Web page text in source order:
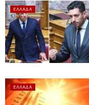
ΕΛΛΆΔΑ
ΕΛΛΆΔΑ